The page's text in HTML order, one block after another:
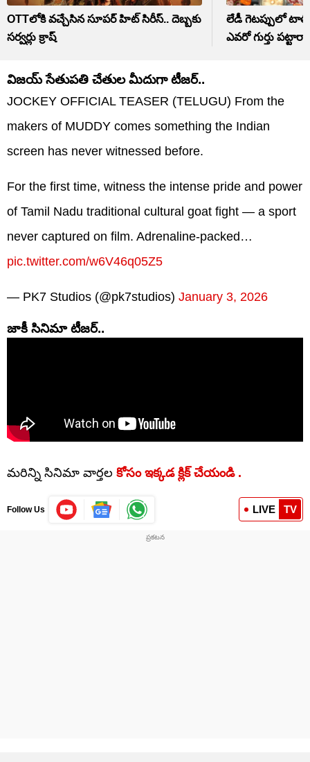
OTTలోకి వచ్చేసిన సూపర్ హిట్ సిరీస్.. దెబ్బకు
సర్వర్లు క్రాష్
లేడీ గెటప్పులో
ఎవరో గుర్తు
విజయ్ సేతుపతి చేతుల మీదుగా టీజర్..
JOCKEY OFFICIAL TEASER (TELUGU) From the
makers of MUDDY comes something the Indian
screen has never witnessed before.
For the first time, witness the intense pride and power
of Tamil Nadu traditional cultural goat fight — a sport
never captured on film. Adrenaline-packed…
pic.twitter.com/w6V46q05Z5
— PK7 Studios (@pk7studios) January 3, 2026
జాకీ సినిమా టీజర్..
మరిన్ని సినిమా వార్తల కోసం ఇక్కడ క్లిక్ చేయండి .
Follow Us LIVE TV